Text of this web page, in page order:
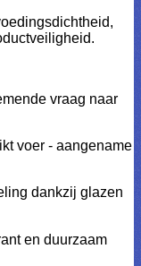
vraag naar
voer - aangename
dankzij glazen
en duurzaam